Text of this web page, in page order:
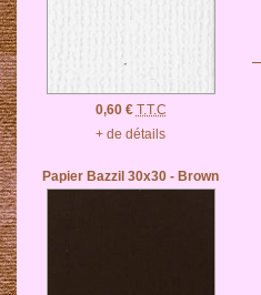
0,60 € T.T.C
+ de détails
Papier Bazzil 30x30 - Brown